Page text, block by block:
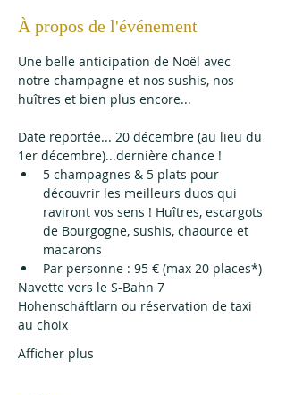
À propos de l'événement
Une belle anticipation de Noël avec
notre champagne et nos sushis, nos
huîtres et bien plus encore...
Date reportée... 20 décembre (au lieu du
1er décembre)...dernière chance !
5 champagnes & 5 plats pour
découvrir les meilleurs duos qui
raviront vos sens ! Huîtres, escargots
de Bourgogne, sushis, chaource et
macarons
Par personne : 95 € (max 20 places*)
Navette vers le S-Bahn 7
Hohenschäftlarn ou réservation de taxi
au choix
Afficher plus